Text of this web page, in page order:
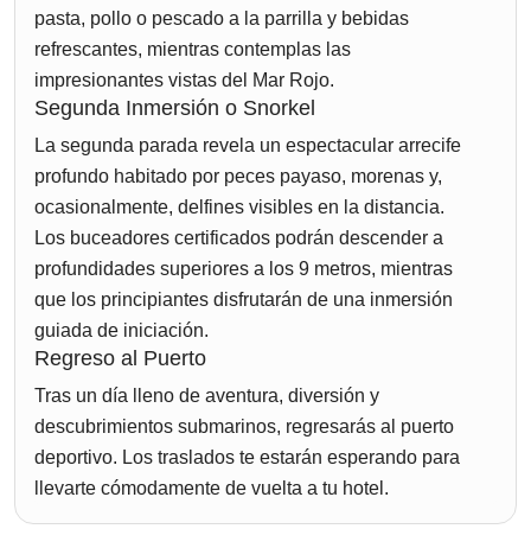
pasta, pollo o pescado a la parrilla y bebidas
refrescantes, mientras contemplas las
impresionantes vistas del Mar Rojo.
Segunda Inmersión o Snorkel
La segunda parada revela un espectacular arrecife
profundo habitado por peces payaso, morenas y,
ocasionalmente, delfines visibles en la distancia.
Los buceadores certificados podrán descender a
profundidades superiores a los 9 metros, mientras
que los principiantes disfrutarán de una inmersión
guiada de iniciación.
Regreso al Puerto
Tras un día lleno de aventura, diversión y
descubrimientos submarinos, regresarás al puerto
deportivo. Los traslados te estarán esperando para
llevarte cómodamente de vuelta a tu hotel.